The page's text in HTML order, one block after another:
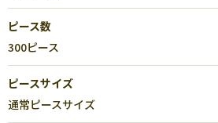
ピース数
300ピース
ピースサイズ
通常ピースサイズ